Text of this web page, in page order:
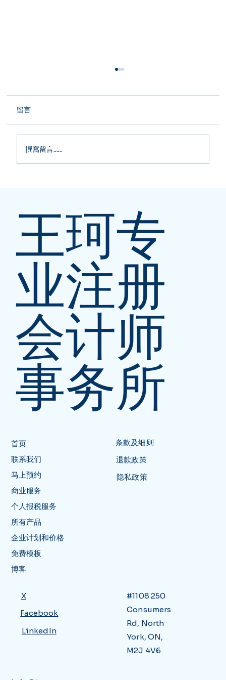
加拿大严查PSB公司！小心中招！
留言
撰寫留言......
王珂专
业注册
会计师
事务所
首页
联系我们
马上预约
商业服务
个人报税服务
所有产品
企业计划和价格
免费模板
博客
条款及细则
退款政策
隐私政策
Facebook
LinkedIn
X
#1108 250
Consumers
Rd, North
York, ON,
M2J 4V6